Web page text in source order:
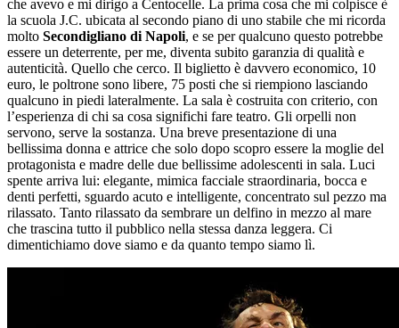
che avevo e mi dirigo a Centocelle. La prima cosa che mi colpisce è
la scuola J.C. ubicata al secondo piano di uno stabile che mi ricorda
molto Secondigliano di Napoli, e se per qualcuno questo potrebbe
essere un deterrente, per me, diventa subito garanzia di qualità e
autenticità. Quello che cerco. Il biglietto è davvero economico, 10
euro, le poltrone sono libere, 75 posti che si riempiono lasciando
qualcuno in piedi lateralmente. La sala è costruita con criterio, con
l’esperienza di chi sa cosa significhi fare teatro. Gli orpelli non
servono, serve la sostanza. Una breve presentazione di una
bellissima donna e attrice che solo dopo scopro essere la moglie del
protagonista e madre delle due bellissime adolescenti in sala. Luci
spente arriva lui: elegante, mimica facciale straordinaria, bocca e
denti perfetti, sguardo acuto e intelligente, concentrato sul pezzo ma
rilassato. Tanto rilassato da sembrare un delfino in mezzo al mare
che trascina tutto il pubblico nella stessa danza leggera. Ci
dimentichiamo dove siamo e da quanto tempo siamo lì.